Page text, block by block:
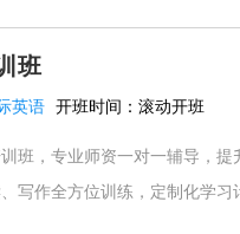
班
英语 开班时间： 滚动开班
班，专业师资一对一辅导，
写作全方位训练，定制化学习